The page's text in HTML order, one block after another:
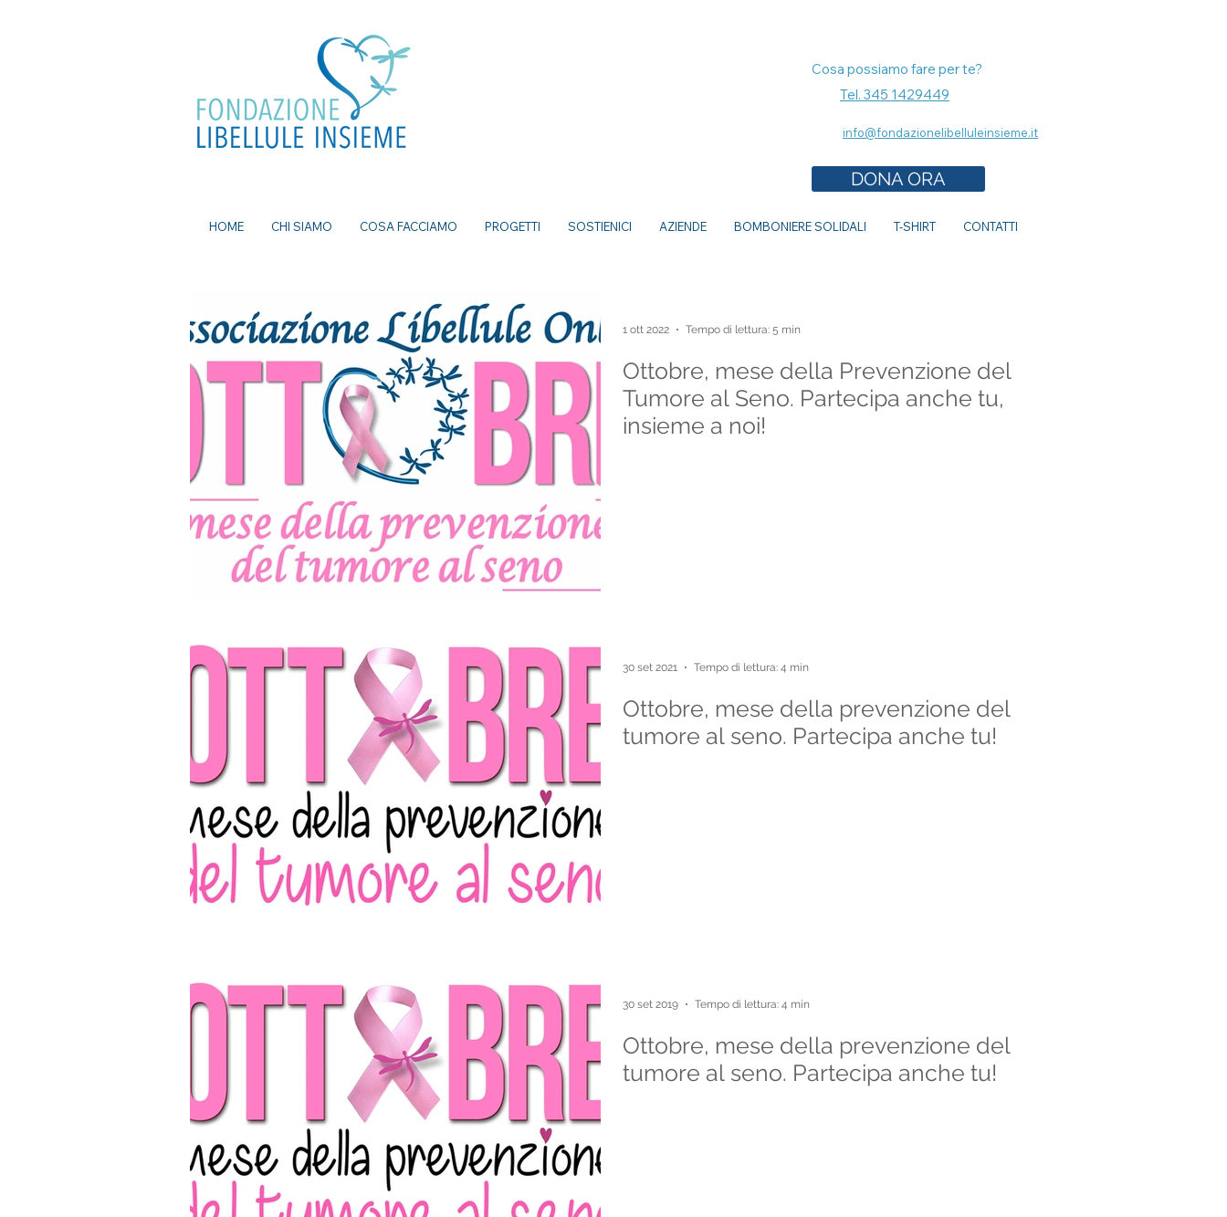
Cosa possiamo fare per te?
Tel. 345 1429449
info@fondazionelibelluleinsieme.it
DONA ORA
Ottobre, mese della Prevenzione del
Tumore al Seno. Partecipa anche tu,
insieme a noi!
1 ott 2022 Tempo di lettura: 5 min
Ottobre, mese della prevenzione del
tumore al seno. Partecipa anche tu!
30 set 2021 Tempo di lettura: 4 min
Ottobre, mese della prevenzione del
tumore al seno. Partecipa anche tu!
30 set 2019 Tempo di lettura: 4 min
HOME CHI SIAMO COSA FACCIAMO PROGETTI SOSTIENICI AZIENDE BOMBONIERE SOLIDALI T-SHIRT CONTATTI